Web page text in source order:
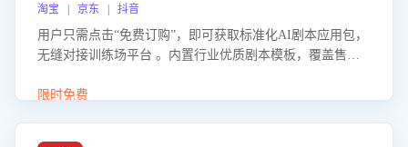
淘宝 | 京东 | 抖音
用户只需点击“免费订购”，即可获取标准化AI剧本应用包，
无缝对接训练场平台 。内置行业优质剧本模板，覆盖售前
初始化时间，助力企业快速启动智能客服训练
限时免费